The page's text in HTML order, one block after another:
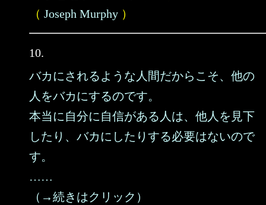
（ Joseph Murphy ）
10.
バカにされるような人間だからこそ、他の
人をバカにするのです。
本当に自分に自信がある人は、他人を見下
したり、バカにしたりする必要はないので
す。
……
（→続きはクリック）